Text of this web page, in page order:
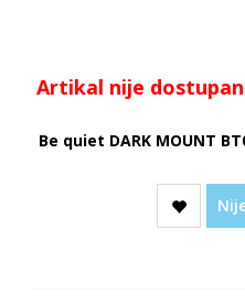
Artikal nije dostupan
Be quiet DARK MOUNT